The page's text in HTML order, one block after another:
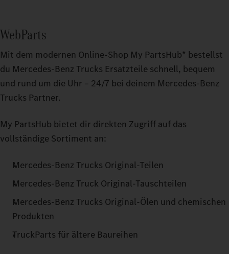
WebParts
Mit dem modernen Online-Shop My PartsHub* bestellst
du Mercedes‑Benz Trucks Ersatzteile schnell, bequem
und rund um die Uhr – 24/7 bei deinem Mercedes‑Benz
Trucks Partner.
My PartsHub bietet dir direkten Zugriff auf das
vollständige Sortiment an:
Mercedes‑Benz Trucks Original-Teilen
Mercedes‑Benz Truck Original-Tauschteilen
Mercedes‑Benz Trucks Original-Ölen und chemischen
Produkten
TruckParts für ältere Baureihen